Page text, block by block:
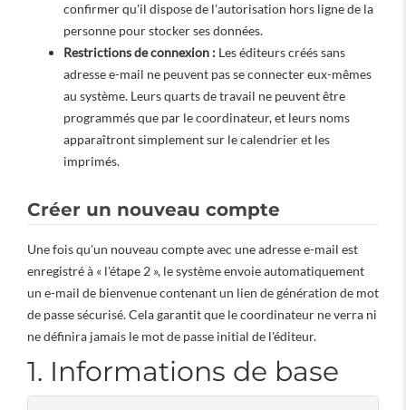
confirmer qu'il dispose de l'autorisation hors ligne de la
personne pour stocker ses données.
Restrictions de connexion : Les éditeurs créés sans
adresse e-mail ne peuvent pas se connecter eux-mêmes
au système. Leurs quarts de travail ne peuvent être
programmés que par le coordinateur, et leurs noms
apparaîtront simplement sur le calendrier et les
imprimés.
Créer un nouveau compte
Une fois qu'un nouveau compte avec une adresse e-mail est
enregistré à « l'étape 2 », le système envoie automatiquement
un e-mail de bienvenue contenant un lien de génération de mot
de passe sécurisé. Cela garantit que le coordinateur ne verra ni
ne définira jamais le mot de passe initial de l'éditeur.
1. Informations de base